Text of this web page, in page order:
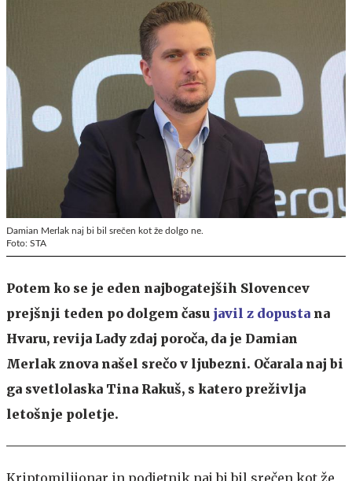
Damian Merlak naj bi bil srečen kot že dolgo ne.
Foto: STA
Potem ko se je eden najbogatejših Slovencev
prejšnji teden po dolgem času javil z dopusta na
Hvaru, revija Lady zdaj poroča, da je Damian
Merlak znova našel srečo v ljubezni. Očarala naj bi
ga svetlolaska Tina Rakuš, s katero preživlja
letošnje poletje.
Kriptomilijonar in podjetnik naj bi bil srečen kot že